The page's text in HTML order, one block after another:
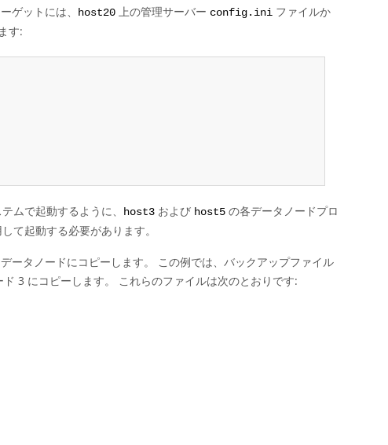
ゲットには、 host20 上の管理サーバー config.ini ファイルか
す:
ムで起動するように、 host3 および host5 の各データノードプロ
て起動する必要があります。
ータノードにコピーします。 この例では、バックアップファイル
3 にコピーします。 これらのファイルは次のとおりです: